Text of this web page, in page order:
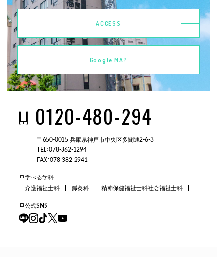
ACCESS
Google MAP
0120-480-294
〒650-0015 兵庫県神戸市中央区多聞通2-6-3
TEL：078-362-1294
FAX：078-382-2941
学べる学科
介護福祉士科
鍼灸科 精神保健福祉士科社会福祉士科
公式SNS